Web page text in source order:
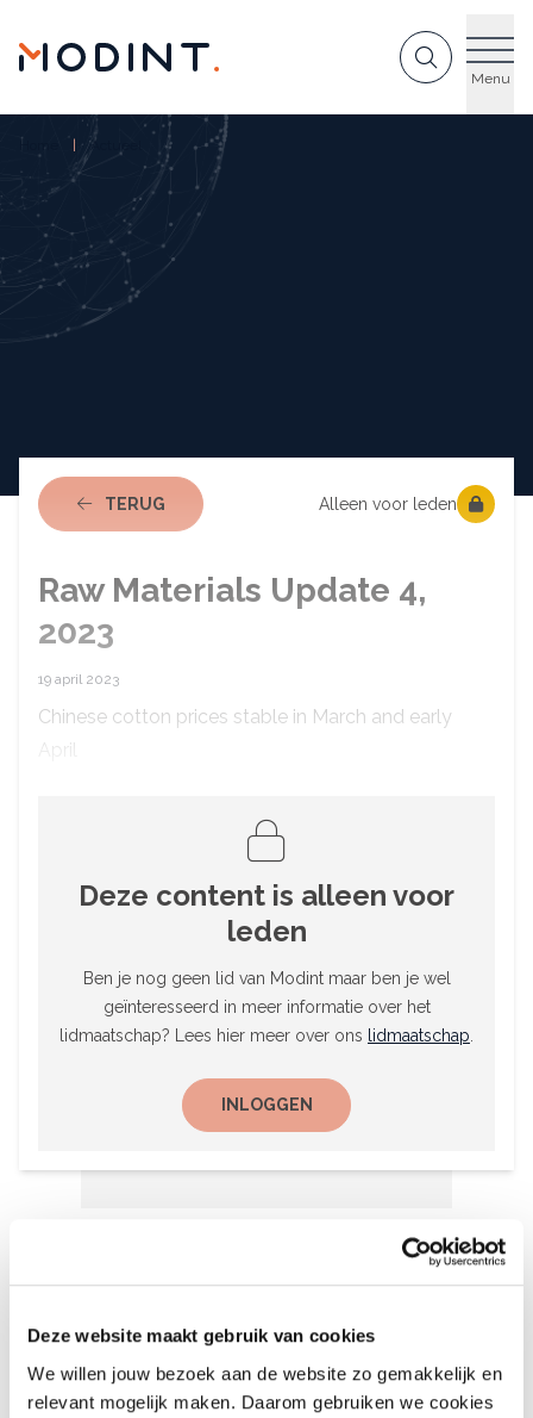
Deze website maakt gebruik van cookies
We willen jouw bezoek aan de website zo gemakkelijk en
relevant mogelijk maken. Daarom gebruiken we cookies
Menu
Actueel
TERUGNAAR ACTUEEL Alleen voor leden
Raw Materials Update 4,
2023
19 april 2023
Chinese cotton prices stable in March and early
April
Deze content is alleen voor
leden
Ben je nog geen lid van Modint maar ben je wel
geïnteresseerd in meer informatie over het
lidmaatschap? Lees hier meer over ons lidmaatschap
INLOGGEN
Recalls Children’s Clothing
and More – nr. 9 – 2026
6 augustus 2026